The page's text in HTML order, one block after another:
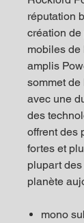
réputation
création
mobiles de
amplis
sommet
avec une
des
offrent des
fortes et
plupart
planète
mono